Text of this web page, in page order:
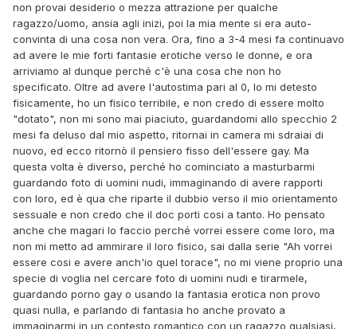
non provai desiderio o mezza attrazione per qualche
ragazzo/uomo, ansia agli inizi, poi la mia mente si era auto-
convinta di una cosa non vera. Ora, fino a 3-4 mesi fa continuavo
ad avere le mie forti fantasie erotiche verso le donne, e ora
arriviamo al dunque perché c'è una cosa che non ho
specificato. Oltre ad avere l'autostima pari al 0, Io mi detesto
fisicamente, ho un fisico terribile, e non credo di essere molto
"dotato", non mi sono mai piaciuto, guardandomi allo specchio 2
mesi fa deluso dal mio aspetto, ritornai in camera mi sdraiai di
nuovo, ed ecco ritornò il pensiero fisso dell'essere gay. Ma
questa volta è diverso, perché ho cominciato a masturbarmi
guardando foto di uomini nudi, immaginando di avere rapporti
con loro, ed è qua che riparte il dubbio verso il mio orientamento
sessuale e non credo che il doc porti cosi a tanto. Ho pensato
anche che magari lo faccio perché vorrei essere come loro, ma
non mi metto ad ammirare il loro fisico, sai dalla serie "Ah vorrei
essere cosi e avere anch'io quel torace", no mi viene proprio una
specie di voglia nel cercare foto di uomini nudi e tirarmele,
guardando porno gay o usando la fantasia erotica non provo
quasi nulla, e parlando di fantasia ho anche provato a
immaginarmi in un contesto romantico con un ragazzo qualsiasi,